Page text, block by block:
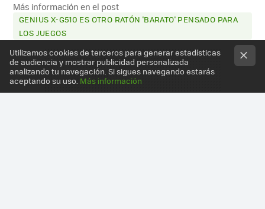
Más información en el post
GENIUS X-G510 ES OTRO RATÓN 'BARATO' PENSADO PARA
LOS JUEGOS
Utilizamos cookies de terceros para generar estadísticas
de audiencia y mostrar publicidad personalizada
analizando tu navegación. Si sigues navegando estarás
aceptando su uso. Más información